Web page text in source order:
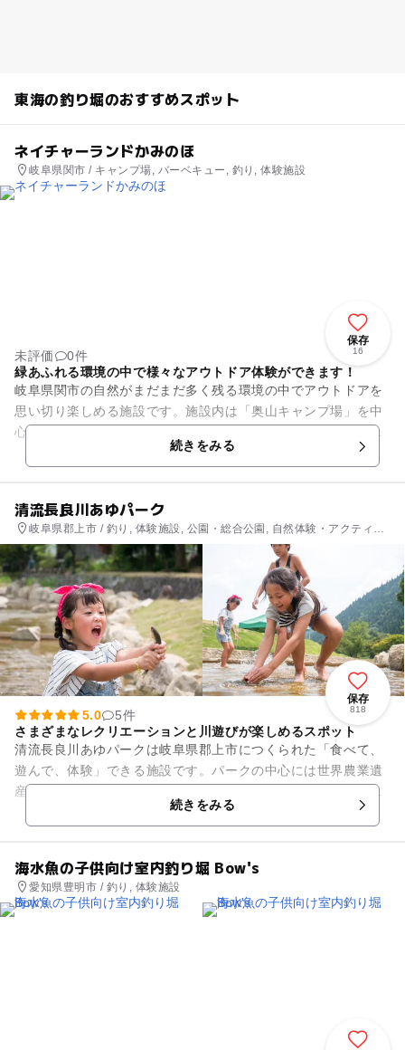
東海の釣り堀のおすすめスポット
ネイチャーランドかみのほ
岐阜県関市 / キャンプ場, バーベキュー, 釣り, 体験施設
保存
16
未評価
0件
緑あふれる環境の中で様々なアウトドア体験ができます！
岐阜県関市の自然がまだまだ多く残る環境の中でアウトドアを
思い切り楽しめる施設です。施設内は「奥山キャンプ場」を中
心に、野外ステージのやまびこステージ、木工体験ができる
「たくみの館」などがあります...
続きをみる
清流長良川あゆパーク
岐阜県郡上市 / 釣り, 体験施設, 公園・総合公園, 自然体験・アクティビ
ティ
保存
818
5.0
5件
さまざまなレクリエーションと川遊びが楽しめるスポット
清流長良川あゆパークは岐阜県郡上市につくられた「食べて、
遊んで、体験」できる施設です。パークの中心には世界農業遺
産に認定された「清流長良川の鮎」についての展示や情報の発
信する「里川あゆハウス」が...続きをみる
海水魚の子供向け室内釣り堀 Bow's
愛知県豊明市 / 釣り, 体験施設